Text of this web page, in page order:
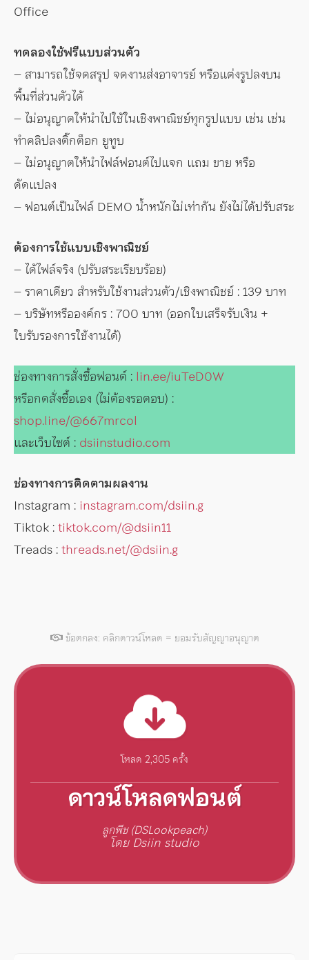
Office
ทดลองใช้ฟรีแบบส่วนตัว
– สามารถใช้จดสรุป จดงานส่งอาจารย์ หรือแต่งรูปลงบน
พื้นที่ส่วนตัวได้
– ไม่อนุญาตให้นำไปใช้ในเชิงพาณิชย์ทุกรูปแบบ เช่น เช่น
ทำคลิปลงติ๊กต็อก ยูทูบ
– ไม่อนุญาตให้นำไฟล์ฟอนต์ไปแจก แถม ขาย หรือ
ดัดแปลง
– ฟอนต์เป็นไฟล์ DEMO น้ำหนักไม่เท่ากัน ยังไม่ได้ปรับสระ
ต้องการใช้แบบเชิงพาณิชย์
– ได้ไฟล์จริง (ปรับสระเรียบร้อย)
– ราคาเดียว สำหรับใช้งานส่วนตัว/เชิงพาณิชย์ : 139 บาท
– บริษัทหรือองค์กร : 700 บาท (ออกใบเสร็จรับเงิน +
ใบรับรองการใช้งานได้)
ช่องทางการสั่งซื้อฟอนต์ : lin.ee/iuTeD0W
หรือกดสั่งซื้อเอง (ไม่ต้องรอตอบ) :
shop.line/@667mrcol
และเว็บไซต์ : dsiinstudio.com
ช่องทางการติดตามผลงาน
Instagram : instagram.com/dsiin.g
Tiktok :tiktok.com/@dsiin11
Treads :threads.net/@dsiin.g
ข้อตกลง: คลิกดาวน์โหลด = ยอมรับสัญญาอนุญาต
โหลด 2,305 ครั้ง
ดาวน์โหลดฟอนต์
ลูกพีช (DSLookpeach)
โดย Dsiin studio